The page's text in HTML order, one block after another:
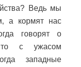
Ведь мы
а кормят нас
говорят о
то с ужасом
западные